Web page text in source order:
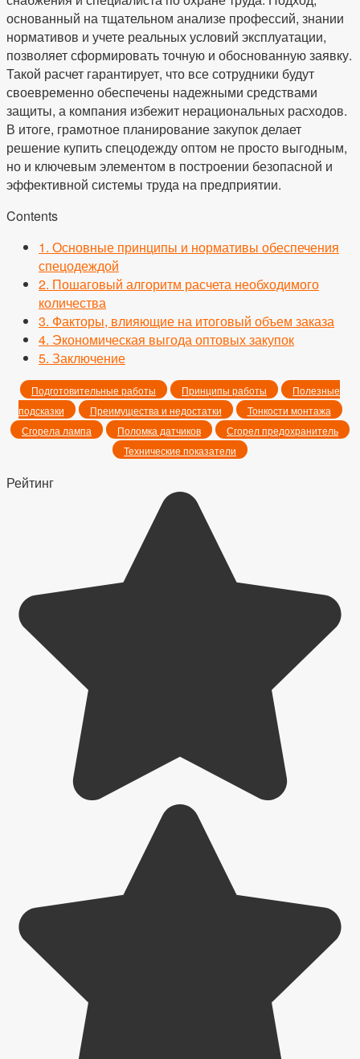
основанный на тщательном анализе профессий, знании
нормативов и учете реальных условий эксплуатации,
позволяет сформировать точную и обоснованную заявку.
Такой расчет гарантирует, что все сотрудники будут
своевременно обеспечены надежными средствами
защиты, а компания избежит нерациональных расходов.
В итоге, грамотное планирование закупок делает
решение купить спецодежду оптом не просто выгодным,
но и ключевым элементом в построении безопасной и
эффективной системы труда на предприятии.
Contents
1. Основные принципы и нормативы обеспечения
спецодеждой
2. Пошаговый алгоритм расчета необходимого
количества
3. Факторы, влияющие на итоговый объем заказа
4. Экономическая выгода оптовых закупок
5. Заключение
Подготовительные работы Принципы работы
Полезные
подсказки
Преимущества и недостатки
Тонкости монтажа
Сгорела лампа
Поломка датчиков
Сгорел предохранитель
Технические показатели
Рейтинг